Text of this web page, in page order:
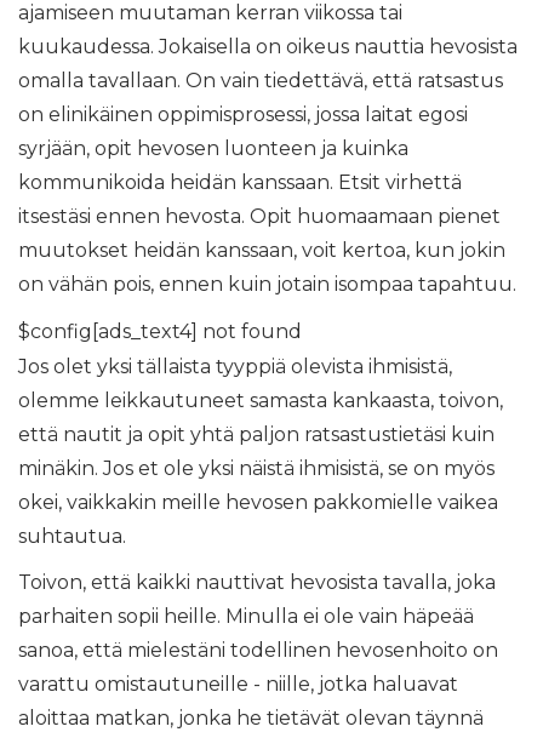
ajamiseen muutaman kerran viikossa tai
kuukaudessa. Jokaisella on oikeus nauttia hevosista
omalla tavallaan. On vain tiedettävä, että ratsastus
on elinikäinen oppimisprosessi, jossa laitat egosi
syrjään, opit hevosen luonteen ja kuinka
kommunikoida heidän kanssaan. Etsit virhettä
itsestäsi ennen hevosta. Opit huomaamaan pienet
muutokset heidän kanssaan, voit kertoa, kun jokin
on vähän pois, ennen kuin jotain isompaa tapahtuu.
$config[ads_text4] not found
Jos olet yksi tällaista tyyppiä olevista ihmisistä,
olemme leikkautuneet samasta kankaasta, toivon,
että nautit ja opit yhtä paljon ratsastustietäsi kuin
minäkin. Jos et ole yksi näistä ihmisistä, se on myös
okei, vaikkakin meille hevosen pakkomielle vaikea
suhtautua.
Toivon, että kaikki nauttivat hevosista tavalla, joka
parhaiten sopii heille. Minulla ei ole vain häpeää
sanoa, että mielestäni todellinen hevosenhoito on
varattu omistautuneille - niille, jotka haluavat
aloittaa matkan, jonka he tietävät olevan täynnä